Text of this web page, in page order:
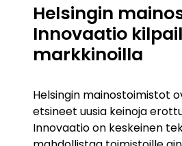
Helsingin
Innovaatio
markkinoilla
Helsingin mainostoimistot
etsineet uusia keinoja
Innovaatio on keskeinen